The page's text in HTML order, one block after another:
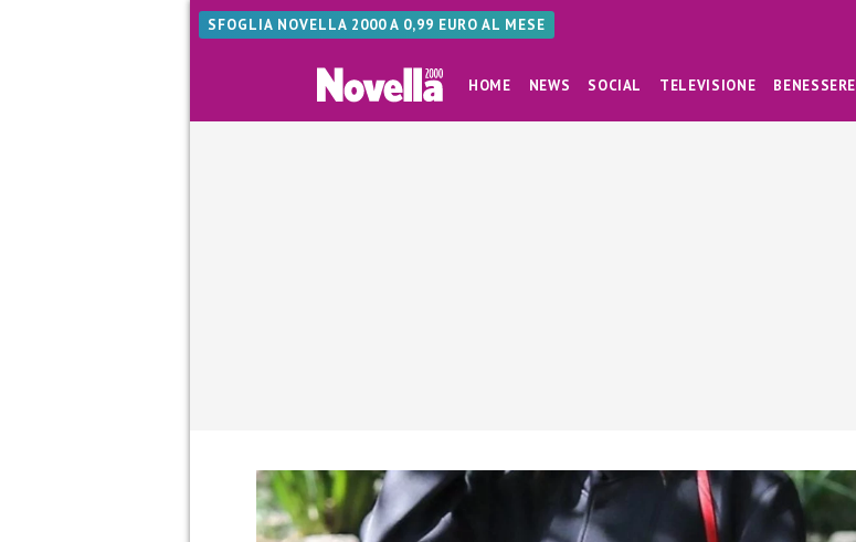
SFOGLIA NOVELLA 2000 A 0,99 EURO AL MESE
HOME NEWS SOCIAL TELEVISIONE BENESSERE